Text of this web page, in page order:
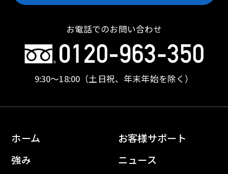
お電話でのお問い合わせ
9:30〜18:00 （土日祝、年末年始を除く）
ホーム
強み
お客様サポート
ニュース